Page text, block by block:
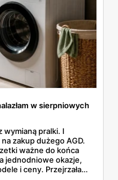
w sierpniowych
wymianą pralki. I
zakup dużego AGD.
ważne do końca
jednodniowe okazje,
i ceny. Przejrzałam